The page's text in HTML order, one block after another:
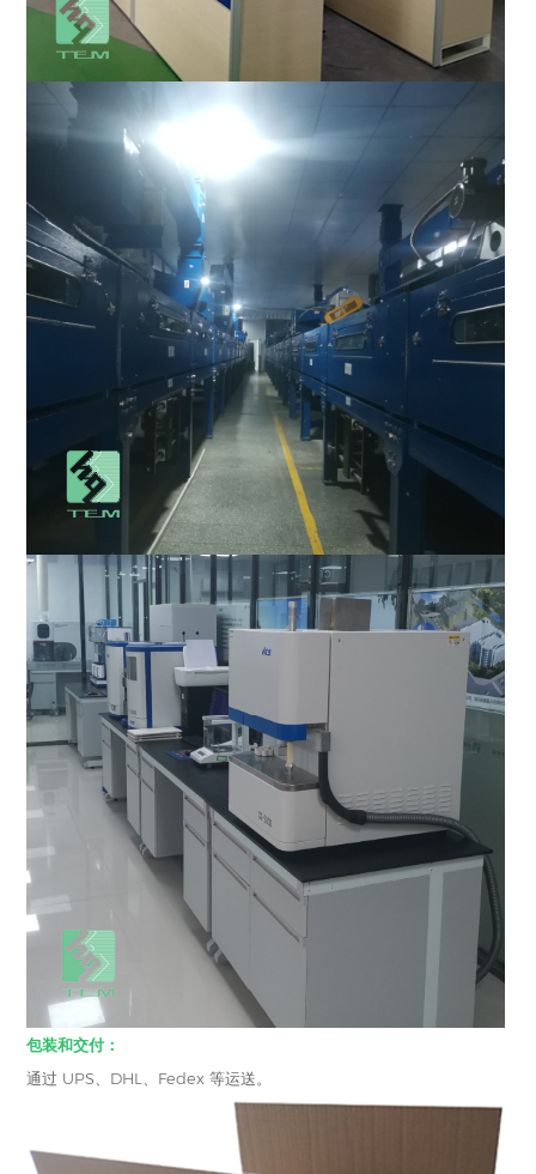
包装和交付：
通过 UPS、DHL、Fedex 等运送。